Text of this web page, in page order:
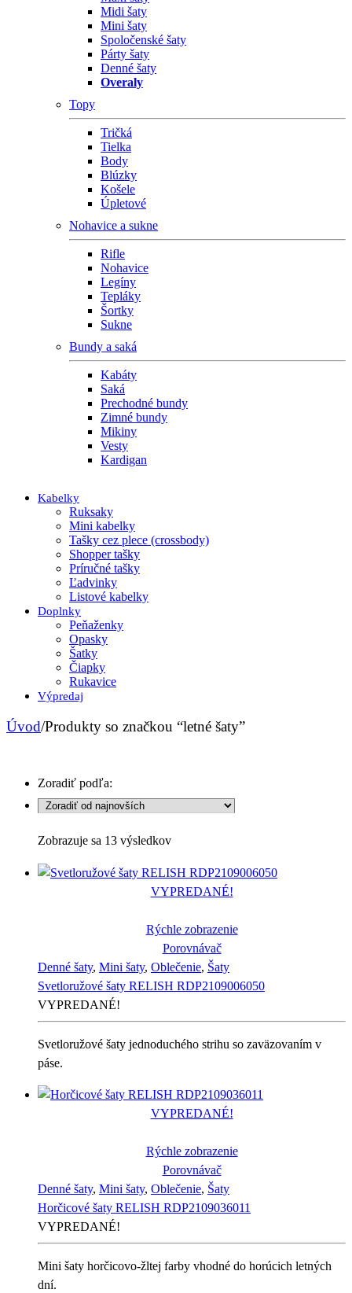
Midi šaty
Mini šaty
Spoločenské šaty
Párty šaty
Denné šaty
Overaly
Topy
Tričká
Tielka
Body
Blúzky
Košele
Úpletové
Nohavice a sukne
Rifle
Nohavice
Legíny
Tepláky
Šortky
Sukne
Bundy a saká
Kabáty
Saká
Prechodné bundy
Zimné bundy
Mikiny
Vesty
Kardigan
Kabelky
Ruksaky
Mini kabelky
Tašky cez plece (crossbody)
Shopper tašky
Príručné tašky
Ľadvinky
Listové kabelky
Doplnky
Peňaženky
Opasky
Šatky
Čiapky
Rukavice
Výpredaj
Úvod/Produkty so značkou “letné šaty”
Zoradiť podľa:
Zobrazuje sa 13 výsledkovSorted
latest
VYPREDANÉ!
Rýchle zobrazenie
Porovnávač
Denné šaty, Mini šaty, Oblečenie, Šaty
Svetloružové šaty RELISH RDP2109006050
VYPREDANÉ!
Svetloružové šaty jednoduchého strihu so zaväzovaním v
páse.
VYPREDANÉ!
Rýchle zobrazenie
Porovnávač
Denné šaty, Mini šaty, Oblečenie, Šaty
Horčicové šaty RELISH RDP2109036011
VYPREDANÉ!
Mini šaty horčicovo-žltej farby vhodné do horúcich letných
dní.